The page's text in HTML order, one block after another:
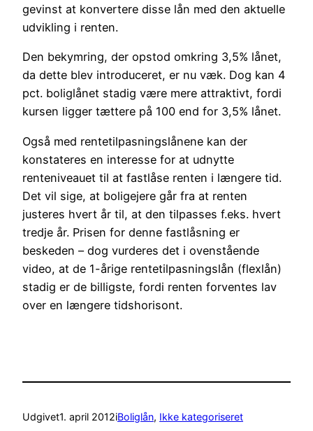
gevinst at konvertere disse lån med den aktuelle
udvikling i renten.
Den bekymring, der opstod omkring 3,5% lånet,
da dette blev introduceret, er nu væk. Dog kan 4
pct. boliglånet stadig være mere attraktivt, fordi
kursen ligger tættere på 100 end for 3,5% lånet.
Også med rentetilpasningslånene kan der
konstateres en interesse for at udnytte
renteniveauet til at fastlåse renten i længere tid.
Det vil sige, at boligejere går fra at renten
justeres hvert år til, at den tilpasses f.eks. hvert
tredje år. Prisen for denne fastlåsning er
beskeden – dog vurderes det i ovenstående
video, at de 1-årige rentetilpasningslån (flexlån)
stadig er de billigste, fordi renten forventes lav
over en længere tidshorisont.
Udgivet1. april 2012iBoliglån, Ikke kategoriseret